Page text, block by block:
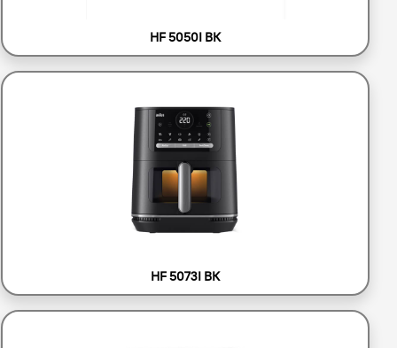
HF 5050I BK
HF 5073I BK